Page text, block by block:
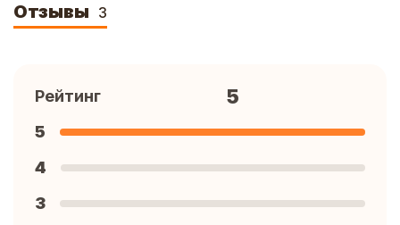
Отзывы 3
Рейтинг 5
5
4
3